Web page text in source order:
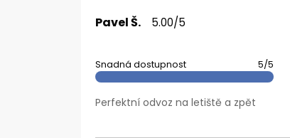
Pavel Š. 5.00/5
Snadná dostupnost 5/5
Perfektní odvoz na letiště a zpět